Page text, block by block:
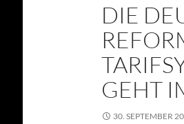
DIE
GEHT
30. SEPTEMBER